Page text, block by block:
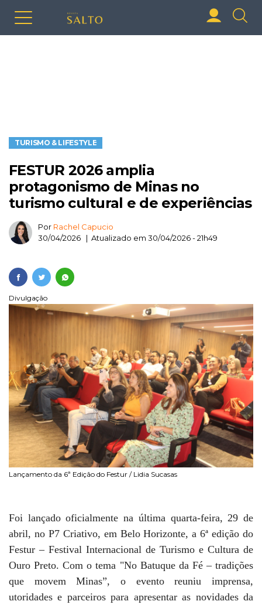
TURISMO & LIFESTYLE
FESTUR 2026 amplia
protagonismo de Minas no
turismo cultural e de experiências
Por Rachel Capucio
30/04/2026 | Atualizado em 30/04/2026 - 21h49
Divulgação
Lançamento da 6ª Edição do Festur / Lidia Sucasas
Foi lançado oficialmente na última quarta-feira, 29 de
abril, no P7 Criativo, em Belo Horizonte, a 6ª edição do
Festur – Festival Internacional de Turismo e Cultura de
Ouro Preto. Com o tema "No Batuque da Fé – tradições
que movem Minas”, o evento reuniu imprensa,
utoridades e parceiros para apresentar as novidades da